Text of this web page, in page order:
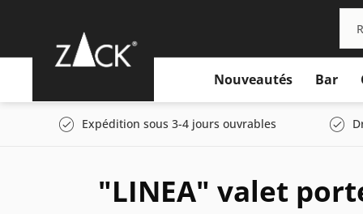
Nouveautés Bar
Expédition sous 3-4 jours ouvrables
"LINEA" valet